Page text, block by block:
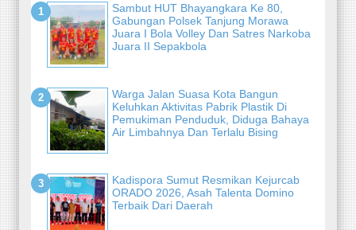
Sambut HUT Bhayangkara Ke 80,
Gabungan Polsek Tanjung Morawa
Juara I Bola Volley Dan Satres Narkoba
Juara II Sepakbola
Warga Jalan Suasa Kota Bangun
Keluhkan Aktivitas Pabrik Plastik Di
Pemukiman Penduduk, Diduga Bahaya
Air Limbahnya Dan Terlalu Bising
Kadispora Sumut Resmikan Kejurcab
ORADO 2026, Asah Talenta Domino
Terbaik Dari Daerah